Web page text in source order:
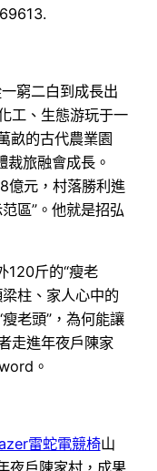
窮二白到成長出
工、生態游玩于一
畝的古代農業園
旅融會成長。
億元，村落勝利進
區”。他就是招弘
120斤的“瘦老
柱、家人心中的
老頭”，為何能讓
走進年夜戶陳家
。
雷蛇電競椅山
夜戶陳家村，成果